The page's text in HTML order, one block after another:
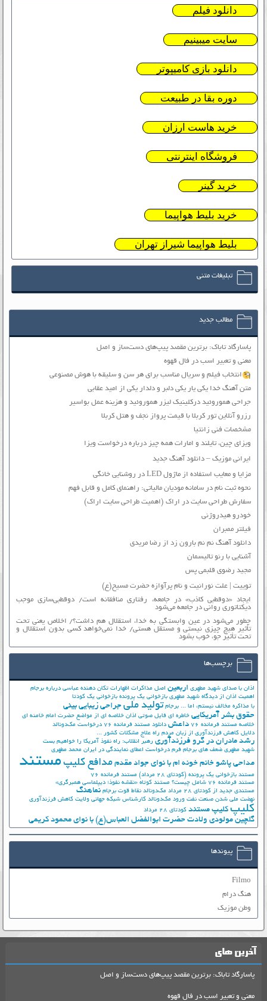
دانلود فیلم
سایت میبینیم
دانلود بازی کامیپوتر
دوره بقا در طبیعت
خرید هاست ارزان
فروشگاه اینترنتی
خرید گینر
خرید بلیط هواپیما
بلیط هواپیما شیراز تهران
تبلیغات متنی
مطالب جدید
پاسارگاد تاباک: برترین مقصد پیپ‌های دست‌ساز و اصل
معنی و تعبیر اسب در فال قهوه
انتخاب فیلم و سریال مناسب برای هر سن و سلیقه با هوش مصنوعی
متن آهنگ خدا یکی یار یکی دلبر و دلدار یکی از امید عقابی
جراحی هموروئید درکلینیک لیزر هموروئید و هزینه عمل بواسیر
رزرو آنلاین تور کربلا با قیمت پرواز نجف و هتل کربلا
مشخصات فنی زانتیا
ویزای چین، تایلند و امارات همه چیز درباره درخواست ویزا
ایرانی موزیک – دانلود آهنگ جدید
مزایا و معایب استفاده از ماژول LED در روشنایی خانگی
نحوه ثبت نام در سامانه مودیان مالیاتی: راهنمای کامل و قابل فهم
سفارش طراحی سایت در اراک (اهمیت طراحی سایت اراک)
خودرو هیدروژنی
فیلتر ممبران
دانلود آهنگ نم نم بارون زد از رضا مریدی
آشنایی با رنو تالیسمان
مجید رضوی قلبمی پس
توییت | علت نورانیت و نام پرآوازه حضرت مسیح(ع)
ایجاد «دوقطبی کاذب» در جامعه، رفتاری منافقانه است/ دوقطبی‌سازی موجب
دیکتاتوری روانی در جامعه می‌شود
چطور می‌شود در عین وابستگی به خدا، استقلال هم داشت؟/ اخلاص یعنی تحت
تأثیر هیچ چیزی نیستی و مستقل هستی/ خدا نمی‌خواهد کسی بدون استقلال و
تحت تأثیر جوّ، خوب بشود
برچسب‌ها
اذان با صدای شهید مطهری اربعین اصل مذاکرات اظهارات تکان دهنده عباسی درباره برجام
اهمیت اذان از دیدگاه شهید مطهری بازخوانی یک پرونده بازخوانی یک کودتا
با مذاکره مخالف نیستم، اما ... برجام تولید ملی جراحی زیبایی بینی
حقوق بشر آمریکایی خاطره ای فایل صوتی اذان خلاصه ای از مواضع حضرت امام خامنه ای
خلاصه مستند فرمانده 76
داعش دانلود مستند فرمانده 76
درخواست مک‌دونالد
دلایل کاهش فرزندآوری از زبان مردم راه علاج مشکلات کشور ...
رشد مادران در گرو فرزندآوری رهبر انقلاب: راه نفوذ آمریکا را خواهیم بست
شهید مطهری ضعف های برجام فرم درخواست اعطای نمایندگی در ایران محمد مطهری
مداحی پاشو خانم خونه ام با نوای جواد مقدم مدافع کلیپ مستند
مستند بازخوانی یک پرونده (کودتای 28 مرداد)
مستند فرمانده 76
مستند فرمانده 76 شامل چیست؟
مستند کوتاه «نقشه نفوذ؛ دیپلماسی همبرگری»
مستندی جدید از کودتای 28 مرداد
مک‌دونالد نقاط قوت برجام نماهنگ
نهضت ملي شدن صنعت نفت ورود مک‌دونالد کارشناس شبکه جهانی ولایت کاهش فرزندآوری
کلیپ کلیپ مستند کودتای 28 مرداد
گلچین مولودی ولادت حضرت ابوالفضل العباس(ع) با نوای محمود کریمی
پیوندها
Filmo
هنگ درام
وطن موزیک
آخرین های
پاسارگاد تاباک: برترین مقصد پیپ‌های دست‌ساز و اصل
معنی و تعبیر اسب در فال قهوه